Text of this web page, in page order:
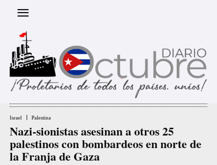
Israel Palestina
Nazi-sionistas asesinan a otros 25
palestinos con bombardeos en norte de
la Franja de Gaza